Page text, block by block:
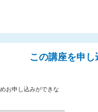
この講座を申し
お申し込みができな